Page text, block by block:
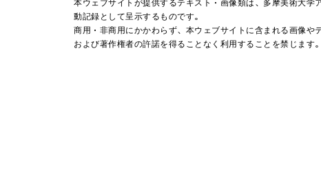
本ウェブサイトが提供するテキスト・画像類は、多摩美術大
動記録として呈示するものです。
商用・非商用にかかわらず、本ウェブサイトに含まれる画像や
および著作権者の許諾を得ることなく利用することを禁じます。